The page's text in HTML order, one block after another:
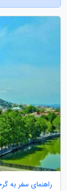
راهنمای سفر به